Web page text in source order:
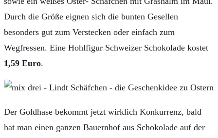
Durch die Größe eignen sich die bunten Gesellen
besonders gut zum Verstecken oder einfach zum
Wegfressen. Eine Hohlfigur Schweizer Schokolade kostet
1,59 Euro.
Der Goldhase bekommt jetzt wirklich Konkurrenz, bald
hat man einen ganzen Bauernhof aus Schokolade auf der